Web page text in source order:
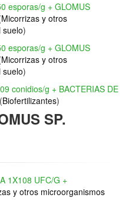
esporas/g + GLOMUS
Micorrizas y otros
suelo)
esporas/g + GLOMUS
Micorrizas y otros
suelo)
conidios/g + BACTERIAS DE
(Biofertilizantes)
SP.
1X108 UFC/G +
y otros microorganismos